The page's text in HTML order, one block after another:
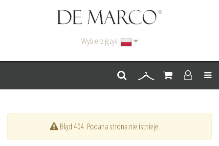
Wybierz język:
Menu
Błąd 404. Podana strona nie istnieje.